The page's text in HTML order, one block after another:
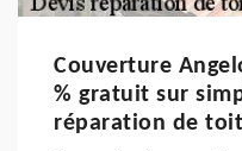
Couverture
% gratuit sur
réparation de